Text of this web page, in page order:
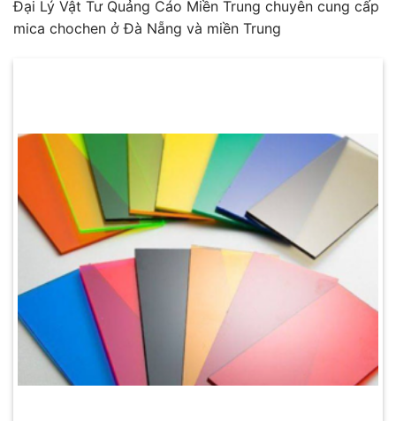
Đại Lý Vật Tư Quảng Cáo Miền Trung chuyên cung cấp
mica chochen ở Đà Nẵng và miền Trung